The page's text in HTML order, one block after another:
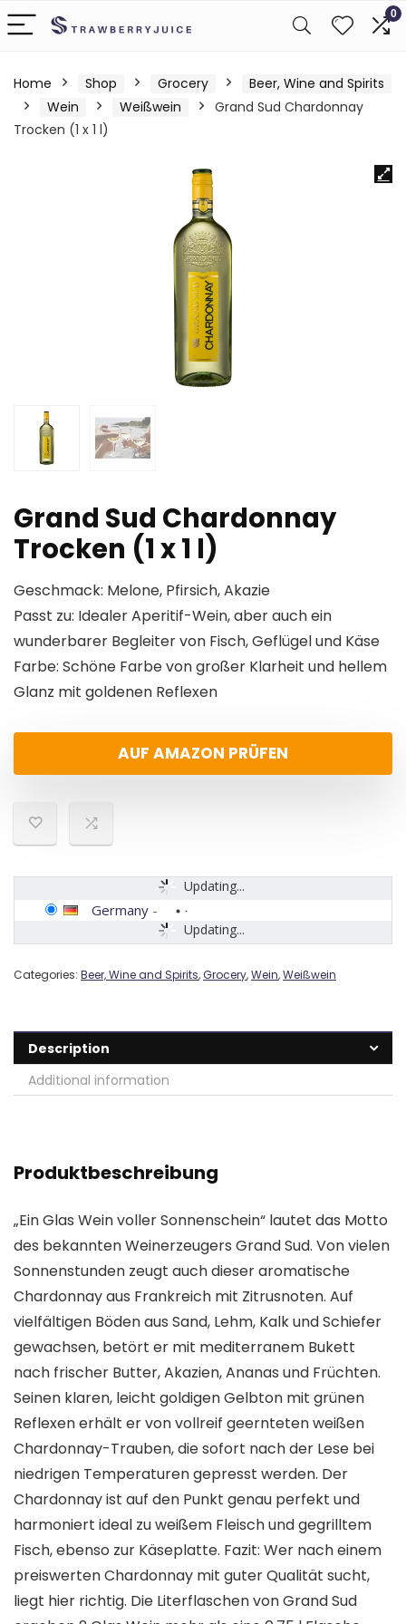
0
Home Shop Grocery
Beer, Wine and Spirits
Wein
Weißwein
Grand Sud Chardonnay
Trocken (1 x 1 l)
Grand Sud Chardonnay
Trocken (1 x 1 l)
Geschmack: Melone, Pfirsich, Akazie
Passt zu: Idealer Aperitif-Wein, aber auch ein
wunderbarer Begleiter von Fisch, Geflügel und Käse
Farbe: Schöne Farbe von großer Klarheit und hellem
Glanz mit goldenen Reflexen
AUF AMAZON PRÜFEN
Updating...
Updating...
Germany -
Categories: Beer, Wine and Spirits,Grocery,Wein,Weißwein
Description
Additional information
Produktbeschreibung
„Ein Glas Wein voller Sonnenschein“ lautet das Motto
des bekannten Weinerzeugers Grand Sud. Von vielen
Sonnenstunden zeugt auch dieser aromatische
Chardonnay aus Frankreich mit Zitrusnoten. Auf
vielfältigen Böden aus Sand, Lehm, Kalk und Schiefer
gewachsen, betört er mit mediterranem Bukett
nach frischer Butter, Akazien, Ananas und Früchten.
Seinen klaren, leicht goldigen Gelbton mit grünen
Reflexen erhält er von vollreif geernteten weißen
Chardonnay-Trauben, die sofort nach der Lese bei
niedrigen Temperaturen gepresst werden. Der
Chardonnay ist auf den Punkt genau perfekt und
harmoniert ideal zu weißem Fleisch und gegrilltem
Fisch, ebenso zur Käseplatte. Fazit: Wer nach einem
preiswerten Chardonnay mit guter Qualität sucht,
liegt hier richtig. Die Literflaschen von Grand Sud